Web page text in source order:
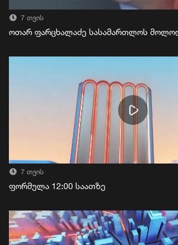
7 თვის
ოთარ ფარცხალაძე სასამართლოს
7 თვის
ფორმულა 12:00 საათზე